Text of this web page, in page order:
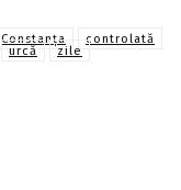
Constanţa
controlată
urcă zile